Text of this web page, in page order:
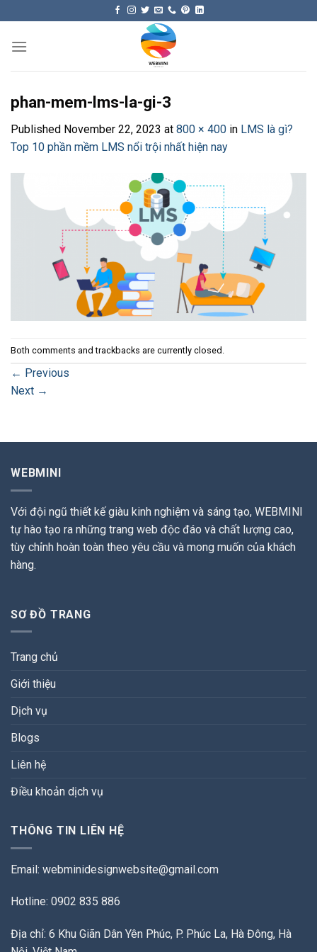
content
phan-mem-lms-la-gi-3
Published November 22, 2023 at 800 × 400 in LMS là gì?
Top 10 phần mềm LMS nổi trội nhất hiện nay
Both comments and trackbacks are currently closed.
← Previous
Next →
WEBMINI
Với đội ngũ thiết kế giàu kinh nghiệm và sáng tạo, WEBMINI
tự hào tạo ra những trang web độc đáo và chất lượng cao,
tùy chỉnh hoàn toàn theo yêu cầu và mong muốn của khách
hàng.
SƠ ĐỒ TRANG
Trang chủ
Giới thiệu
Dịch vụ
Blogs
Liên hệ
Điều khoản dịch vụ
THÔNG TIN LIÊN HỆ
Email: webminidesignwebsite@gmail.com
Hotline: 0902 835 886
Địa chỉ: 6 Khu Giãn Dân Yên Phúc, P. Phúc La, Hà Đông, Hà